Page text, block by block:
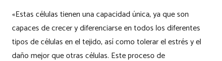
«Estas células tienen una capacidad única, ya que son
capaces de crecer y diferenciarse en todos los diferentes
tipos de células en el tejido, así como tolerar el estrés y el
daño mejor que otras células. Este proceso de